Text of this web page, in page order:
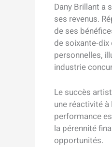
Dany Brillant a
ses revenus.
de ses
de soixante-dix
personnelles,
industrie
Le succès
une réactivité
performance
la pérennité
opportunités.